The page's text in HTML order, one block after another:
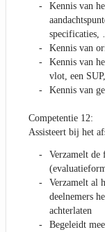
Kennis van
Kennis van
Kennis van
vlot, een
Kennis van
Competentie 12:
Assisteert bij het
Verzamelt de
Verzamelt al
deelnemers
achterlaten
Begeleidt